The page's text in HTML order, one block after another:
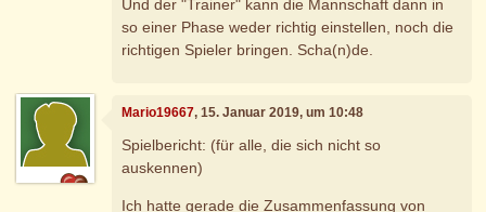
Und der "Trainer" kann die Mannschaft dann in
so einer Phase weder richtig einstellen, noch die
richtigen Spieler bringen. Scha(n)de.
Mario19667, 15. Januar 2019, um 10:48
Spielbericht: (für alle, die sich nicht so
auskennen)
Ich hatte gerade die Zusammenfassung von